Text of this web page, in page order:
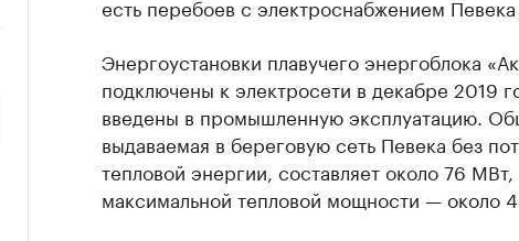
есть перебоев с электроснабжением Певека
Энергоустановки плавучего энергоблока
подключены к электросети в декабре 2019
введены в промышленную эксплуатацию.
выдаваемая в береговую сеть Певека без
тепловой энергии, составляет около 76
максимальной тепловой мощности — около